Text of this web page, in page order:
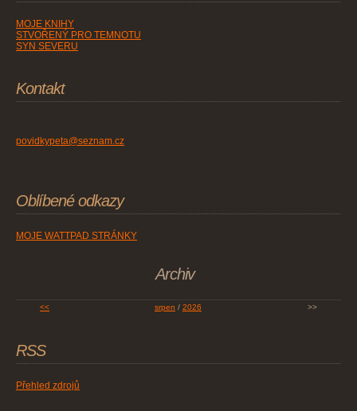
MOJE KNIHY
STVOŘENÝ PRO TEMNOTU
SYN SEVERU
Kontakt
povidkypeta@seznam.cz
Oblíbené odkazy
MOJE WATTPAD STRÁNKY
Archiv
<< srpen / 2026 >>
RSS
Přehled zdrojů